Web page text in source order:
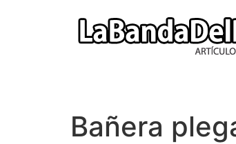
Bañera